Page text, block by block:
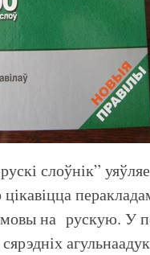
слоўнік”
мовы на рускую. У